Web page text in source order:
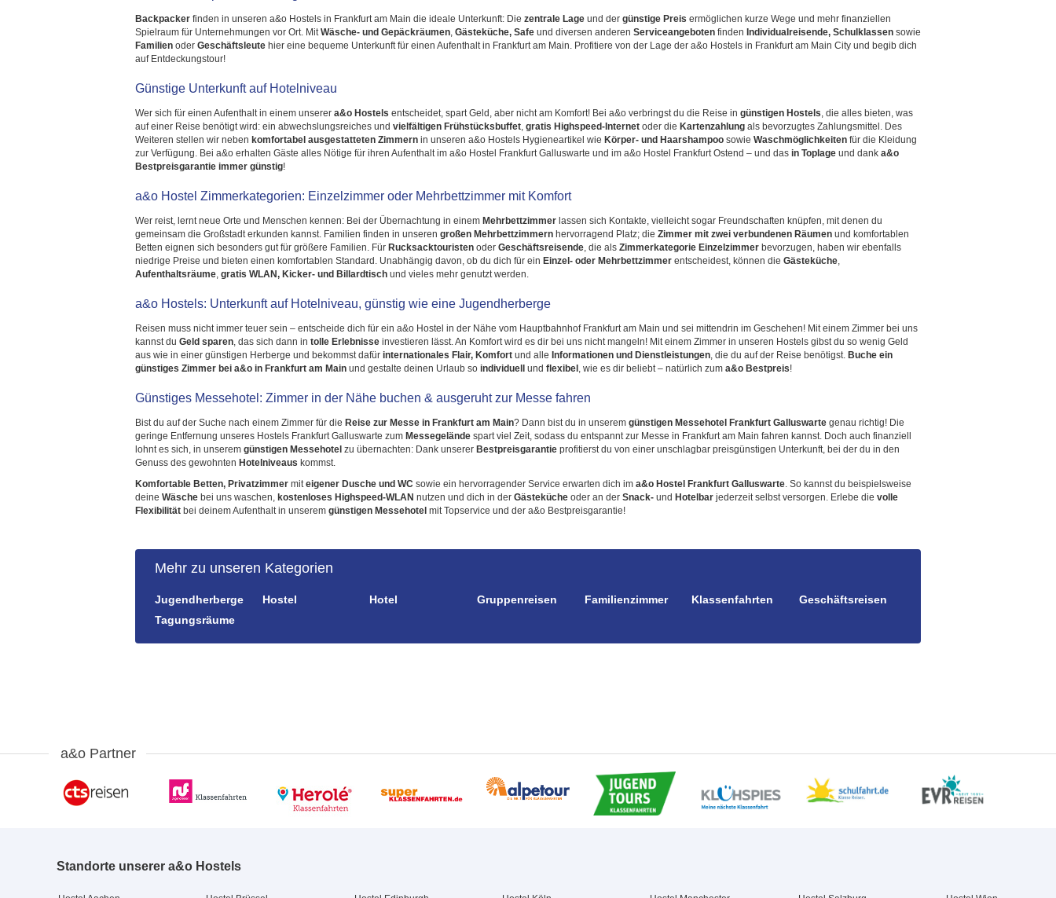
Backpacker finden in unseren a&o Hostels in Frankfurt am Main die ideale Unterkunft: Die zentrale Lage und der günstige Preis ermöglichen kurze Wege und mehr finanziellen
Spielraum für Unternehmungen vor Ort. MitWäsche- und Gepäckräumen, Gästeküche, Safe und diversen anderen Serviceangeboten finden Individualreisende, Schulklassen sowie
Familien oder Geschäftsleute hier eine bequeme Unterkunft für einen Aufenthalt in Frankfurt am Main. Profitiere von der Lage der a&o Hostels in Frankfurt am Main City und begib dich
auf Entdeckungstour!
Günstige Unterkunft auf Hotelniveau
Wer sich für einen Aufenthalt in einem unserer a&o Hostels entscheidet, spart Geld, aber nicht am Komfort! Bei a&o verbringst du die Reise in günstigen Hostels, die alles bieten, was
auf einer Reise benötigt wird: ein abwechslungsreiches und vielfältigen Frühstücksbuffet, gratis Highspeed-Internet oder die Kartenzahlung als bevorzugtes Zahlungsmittel. Des
Weiteren stellen wir neben komfortabel ausgestatteten Zimmern in unseren a&o Hostels Hygieneartikel wie Körper- und Haarshampoo sowie Waschmöglichkeiten für die Kleidung
zur Verfügung. Bei a&o erhalten Gäste alles Nötige für ihren Aufenthalt im a&o Hostel Frankfurt Galluswarte und im a&o Hostel Frankfurt Ostend – und das in Toplage und dank a&o
Bestpreisgarantie immer günstig!
a&o Hostel Zimmerkategorien: Einzelzimmer oder Mehrbettzimmer mit Komfort
Wer reist, lernt neue Orte und Menschen kennen: Bei der Übernachtung in einem Mehrbettzimmer lassen sich Kontakte, vielleicht sogar Freundschaften knüpfen, mit denen du
gemeinsam die Großstadt erkunden kannst. Familien finden in unseren großen Mehrbettzimmern hervorragend Platz; die Zimmer mit zwei verbundenen Räumen und komfortablen
Betten eignen sich besonders gut für größere Familien. Für Rucksacktouristen oder Geschäftsreisende, die als Zimmerkategorie Einzelzimmer bevorzugen, haben wir ebenfalls
niedrige Preise und bieten einen komfortablen Standard. Unabhängig davon, ob du dich für ein Einzel- oder Mehrbettzimmer entscheidest, können die Gästeküche,
Aufenthaltsräume, gratis WLAN, Kicker- und Billardtisch und vieles mehr genutzt werden.
a&o Hostels: Unterkunft auf Hotelniveau, günstig wie eine Jugendherberge
Reisen muss nicht immer teuer sein – entscheide dich für ein a&o Hostel in der Nähe vom Hauptbahnhof Frankfurt am Main und sei mittendrin im Geschehen! Mit einem Zimmer bei uns
kannst du Geld sparen, das sich dann in tolle Erlebnisse investieren lässt. An Komfort wird es dir bei uns nicht mangeln! Mit einem Zimmer in unseren Hostels gibst du so wenig Geld
aus wie in einer günstigen Herberge und bekommst dafür internationales Flair, Komfort und alle Informationen und Dienstleistungen, die du auf der Reise benötigst. Buche ein
günstiges Zimmer bei a&o in Frankfurt am Main und gestalte deinen Urlaub so individuell und flexibel , wie es dir beliebt – natürlich zum a&o Bestpreis!
Günstiges Messehotel: Zimmer in der Nähe buchen & ausgeruht zur Messe fahren
Bist du auf der Suche nach einem Zimmer für die Reise zur Messe in Frankfurt am Main? Dann bist du in unserem günstigen Messehotel Frankfurt Galluswarte genau richtig! Die
geringe Entfernung unseres Hostels Frankfurt Galluswarte zum Messegelände spart viel Zeit, sodass du entspannt zur Messe in Frankfurt am Main fahren kannst. Doch auch finanziell
lohnt es sich, in unserem günstigen Messehotel zu übernachten: Dank unserer Bestpreisgarantie profitierst du von einer unschlagbar preisgünstigen Unterkunft, bei der du in den
Genuss des gewohnten Hotelniveaus kommst.
Komfortable Betten, Privatzimmer miteigener Dusche und WC sowie ein hervorragender Service erwarten dich im a&o Hostel Frankfurt Galluswarte. So kannst du beispielsweise
deine Wäsche bei uns waschen, kostenloses Highspeed-WLAN nutzen und dich in der Gästeküche oder an der Snack- und Hotelbar jederzeit selbst versorgen. Erlebe die volle
Flexibilität bei deinem Aufenthalt in unserem günstigen Messehotel mit Topservice und der a&o Bestpreisgarantie!
Mehr zu unseren Kategorien
Jugendherberge Hostel Hotel Gruppenreisen Familienzimmer Klassenfahrten
Geschäftsreisen
Tagungsräume
a&o Partner
Standorte unserer a&o Hostels